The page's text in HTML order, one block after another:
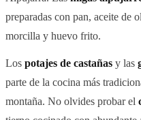
preparadas con pan, aceite de
morcilla y huevo frito.
Los potajes de castañas y las
parte de la cocina más
montaña. No olvides probar el